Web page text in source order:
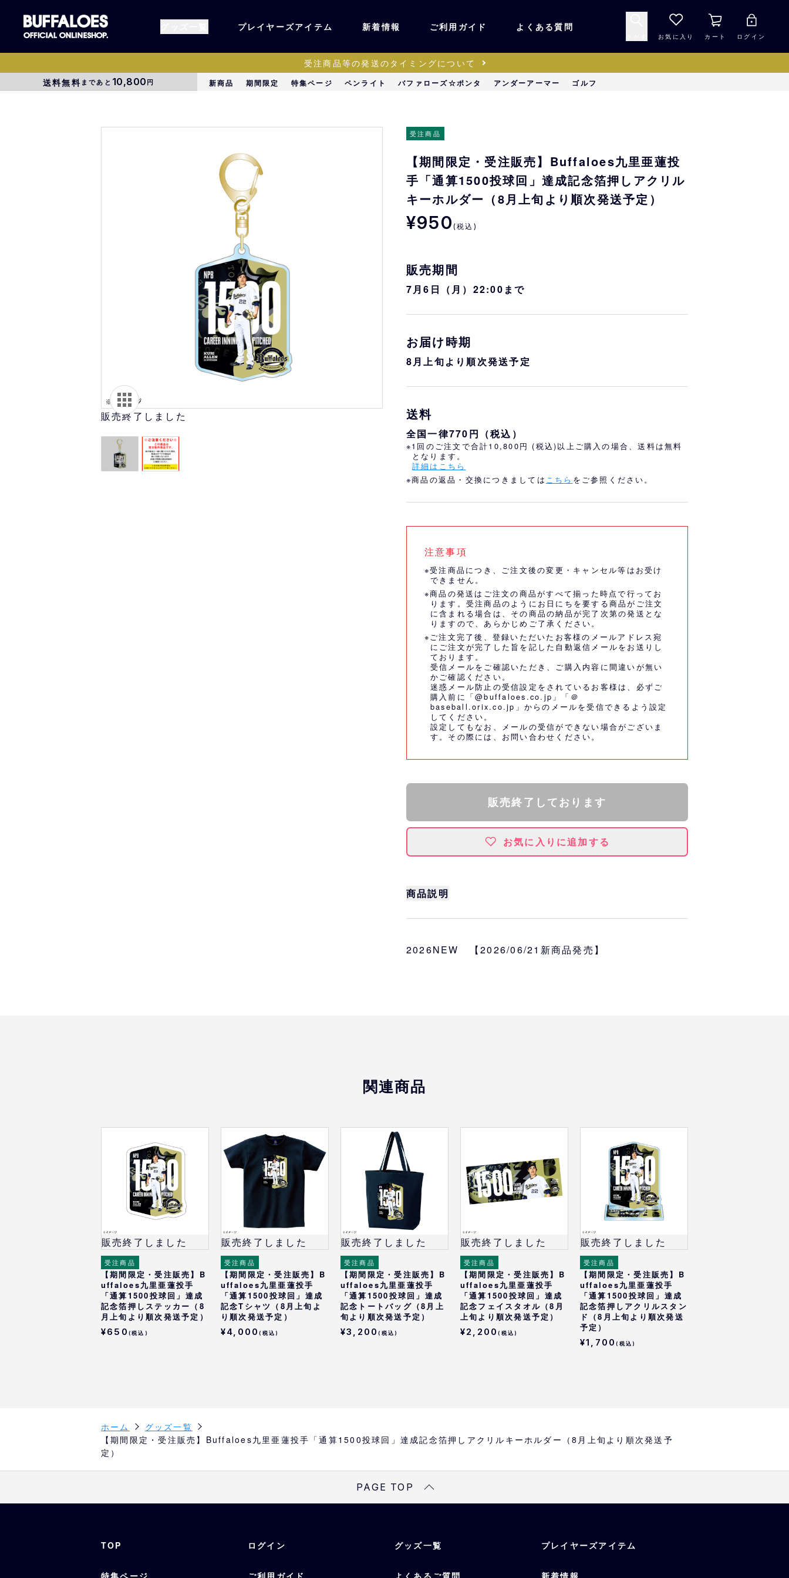
すべてのグッズ オーセンティック
ユニフォーム・ワッ
キャップ・ヘルメッ
タオル各種 アパレル キッズ・ベビー
コラボグッズ
ステーショナリー・
キッチン・食品 スマホ用品
EC限定販売 キーホルダー
オリ達におすすめ オリ姫におすすめ
プレイヤーズアイテム 新着情報 ご利用ガイド よくある質問
お気に入り カート ログイン
受注商品等の発送のタイミングについて
送料無料まであと 10,800円 新商品 期間限定 特集ページ ペンライト バファローズ☆ポンタ アンダーアーマー ゴルフ
販売終了しました
受注商品
【期間限定・受注販売】Buffaloes九里亜蓮投
手「通算1500投球回」達成記念箔押しアクリル
キーホルダー（8月上旬より順次発送予定）
¥950 (税込)
販売期間
7月6日（月）22:00まで
お届け時期
8月上旬より順次発送予定
送料
全国一律770円（税込）
※1回のご注文で合計10,800円 (税込)以上ご購入の場合、送料は無料
となります。
詳細はこちら
※商品の返品・交換につきましては こちら をご参照ください。
注意事項
※受注商品につき、ご注文後の変更・キャンセル等はお受け
できません。
※商品の発送はご注文の商品がすべて揃った時点で行ってお
ります。受注商品のようにお日にちを要する商品がご注文
に含まれる場合は、その商品の納品が完了次第の発送とな
りますので、あらかじめご了承ください。
※ご注文完了後、登録いただいたお客様のメールアドレス宛
にご注文が完了した旨を記した自動返信メールをお送りし
ております。
受信メールをご確認いただき、ご購入内容に間違いが無い
かご確認ください。
迷惑メール防止の受信設定をされているお客様は、必ずご
購入前に「@buffaloes.co.jp」「＠
baseball.orix.co.jp」からのメールを受信できるよう設定
してください。
設定してもなお、メールの受信ができない場合がございま
す。その際には、 お問い合わせください。
販売終了しております
お気に入りに追加する
商品説明
九里亜蓮投手の通算1500投球回達成を記念したアクリル
ゴールド部分は箔押し加工を施しています。
2026NEW 【2026/06/21新商品発売】
関連商品
販売終了しました
受注商品
【期間限定・受注販売】B
uffaloes九里亜蓮投手
「通算1500投球回」達成
記念箔押しステッカー（8
月上旬より順次発送予定）
¥650 (税込)
販売終了しました
受注商品
【期間限定・受注販売】B
uffaloes九里亜蓮投手
「通算1500投球回」達成
記念Tシャツ（8月上旬よ
り順次発送予定）
¥4,000(税込)
販売終了しました
受注商品
【期間限定・受注販売】B
uffaloes九里亜蓮投手
「通算1500投球回」達成
記念トートバッグ（8月上
旬より順次発送予定）
¥3,200(税込)
販売終了しました
受注商品
【期間限定・受注販売】B
uffaloes九里亜蓮投手
「通算1500投球回」達成
記念フェイスタオル（8月
上旬より順次発送予定）
¥2,200(税込)
販売終了しました
受注商品
【期間限定・受注販売】B
uffaloes九里亜蓮投手
「通算1500投球回」達成
記念箔押しアクリルスタン
ド（8月上旬より順次発送
予定）
¥1,700(税込)
ホーム
グッズ一覧
【期間限定・受注販売】Buffaloes九里亜蓮投手「通算1500投球回」達成記念箔押しアクリルキーホルダー（8月上旬より順次発送予
定）
PAGE TOP
TOP ログイン グッズ一覧 プレイヤーズアイテム
特集ページ ご利用ガイド よくあるご質問 新着情報